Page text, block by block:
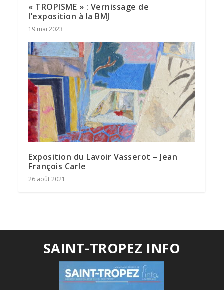
« TROPISME » : Vernissage de
l’exposition à la BMJ
19 mai 2023
Exposition du Lavoir Vasserot – Jean
François Carle
26 août 2021
SAINT-TROPEZ INFO